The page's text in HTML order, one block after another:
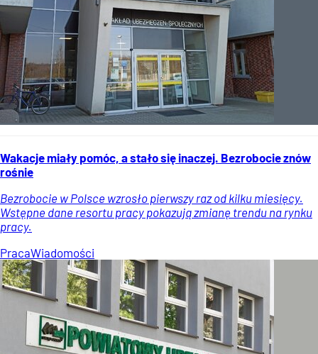
Wakacje miały pomóc, a stało się inaczej. Bezrobocie znów
rośnie
Bezrobocie w Polsce wzrosło pierwszy raz od kilku miesięcy.
Wstępne dane resortu pracy pokazują zmianę trendu na rynku
pracy.
PracaWiadomości